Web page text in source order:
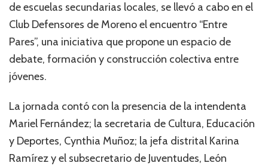
de escuelas secundarias locales, se llevó a cabo en el
Club Defensores de Moreno el encuentro “Entre
Pares”, una iniciativa que propone un espacio de
debate, formación y construcción colectiva entre
jóvenes.
La jornada contó con la presencia de la intendenta
Mariel Fernández; la secretaria de Cultura, Educación
y Deportes, Cynthia Muñoz; la jefa distrital Karina
Ramírez y el subsecretario de Juventudes, León